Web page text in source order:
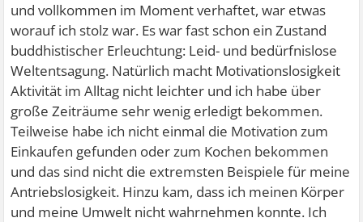
und vollkommen im Moment verhaftet, war etwas
worauf ich stolz war. Es war fast schon ein Zustand
buddhistischer Erleuchtung: Leid- und bedürfnislose
Weltentsagung. Natürlich macht Motivationslosigkeit
Aktivität im Alltag nicht leichter und ich habe über
große Zeiträume sehr wenig erledigt bekommen.
Teilweise habe ich nicht einmal die Motivation zum
Einkaufen gefunden oder zum Kochen bekommen
und das sind nicht die extremsten Beispiele für meine
Antriebslosigkeit. Hinzu kam, dass ich meinen Körper
und meine Umwelt nicht wahrnehmen konnte. Ich